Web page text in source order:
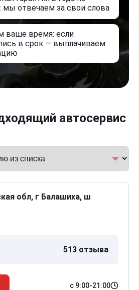
мы отвечаем за свои слова
ваше время: если
в срок — выплачиваем
автосервис
обл, г Балашиха, ш
513 отзыва
с 9:00-21:00